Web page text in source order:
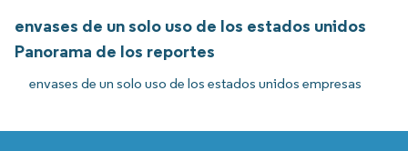
envases de un solo uso de los estados unidos
Panorama de los reportes
envases de un solo uso de los estados unidos empresas